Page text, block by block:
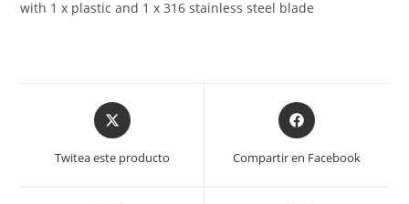
with 1 x plastic and 1 x 316 stainless steel blade
Opens
in
new
Twitea este producto
Opens
in
new
Compartir en Facebook